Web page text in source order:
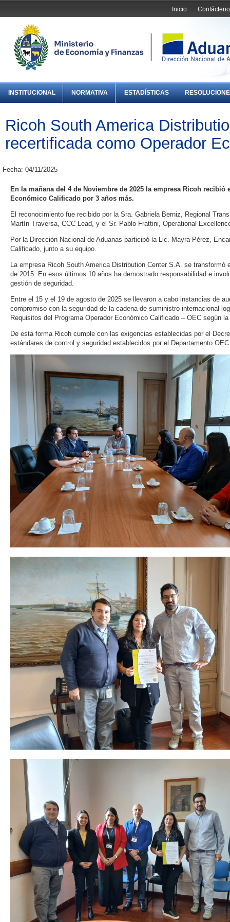
Inicio
INSTITUCIONAL NORMATIVA ESTADÍSTICAS
Ricoh South America
recertificada como Operador
Fecha: 04/11/2025
En la mañana del 4 de Noviembre de 2025 la empresa Ricoh
Económico Calificado por 3 años más.
El reconocimiento fue recibido por la Sra. Gabriela Berniz, Regional
Martín Traversa, CCC Lead, y el Sr. Pablo Frattini, Operational
Por la Dirección Nacional de Aduanas participó la Lic. Mayra Pérez,
Calificado, junto a su equipo.
La empresa Ricoh South America Distribution Center S.A. se
de 2015. En esos últimos 10 años ha demostrado responsabilidad e
gestión de seguridad.
Entre el 15 y el 19 de agosto de 2025 se llevaron a cabo instancias de
compromiso con la seguridad de la cadena de suministro internacional
Requisitos del Programa Operador Económico Calificado – OEC según
De esta forma Ricoh cumple con las exigencias establecidas por el
estándares de control y seguridad establecidos por el Departamento